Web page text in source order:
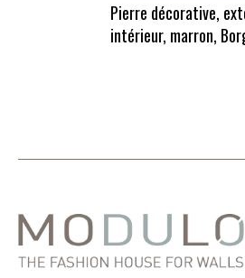
Pierre décorative,
intérieur, marron,